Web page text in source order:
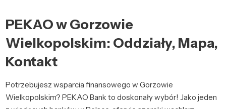
PEKAO w Gorzowie
Wielkopolskim: Oddziały, Mapa,
Kontakt
Potrzebujesz wsparcia finansowego w Gorzowie
Wielkopolskim? PEKAO Bank to doskonały wybór! Jako jeden